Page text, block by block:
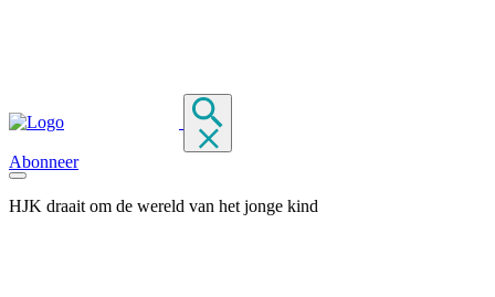
Abonneer
HJK draait om de wereld van het jonge kind